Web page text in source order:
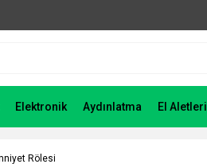
Elektronik Aydınlatma El Aletleri
Rölesi